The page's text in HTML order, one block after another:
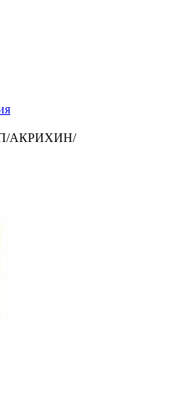
АКРИХИН/